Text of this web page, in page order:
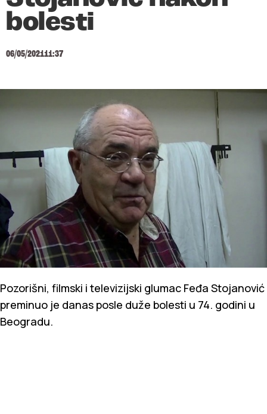
bolesti
06/05/202111:37
Pozorišni, filmski i televizijski glumac Feđa Stojanović
preminuo je danas posle duže bolesti u 74. godini u
Beogradu.